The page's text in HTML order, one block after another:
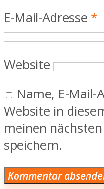
E-Mail-Adresse *
Website
Name, E-Mail-
Website in
meinen
speichern.